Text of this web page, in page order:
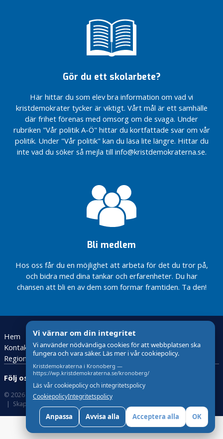
Gör du ett skolarbete?
Här hittar du som elev bra information om vad vi
kristdemokrater tycker är viktigt. Vårt mål är ett samhälle
där frihet förenas med omsorg om de svaga. Under
rubriken "Vår politik A-Ö" hittar du kortfattade svar om vår
politik. Under "Vår politik" kan du läsa lite längre. Hittar du
inte vad du söker så mejla till info@kristdemokraterna.se.
Bli medlem
Hos oss får du en möjlighet att arbeta för det du tror på,
och bidra med dina tankar och erfarenheter. Du har
chansen att bli en av dem som formar framtiden. Ta den!
Hem Valmanifest regionen 2026
Distriktsstyrelsen
Kontakta oss
Val 2026
Riksdagslistan 2026
Regionlistan 2026
Bli medlem
Följ oss:
© 2026 Kristdemokraterna
Om Cookies
Skapad med
Vi värnar om din integritet
Vi använder nödvändiga cookies för att webbplatsen ska
fungera och vara säker. Läs mer i vår cookiepolicy.
Kristdemokraterna i Kronoberg —
https://wp.kristdemokraterna.se/kronoberg/
Läs vår cookiepolicy och integritetspolicy
CookiepolicyIntegritetspolicy
Anpassa Avvisa alla Acceptera alla OK